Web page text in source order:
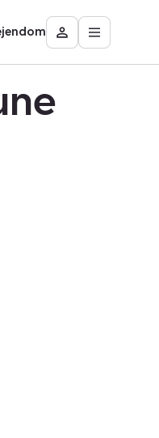
Besøg
Mit
Åbn